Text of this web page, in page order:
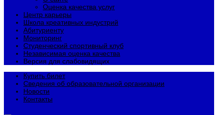
Оценка качества услуг
Центр карьеры
Школа креативных индустрий
Абитуриенту
Мониторинг
Студенческий спортивный клуб
Независимая оценка качества
Версия для слабовидящих
Купить билет
Сведения об образовательной организации
Новости
Контакты